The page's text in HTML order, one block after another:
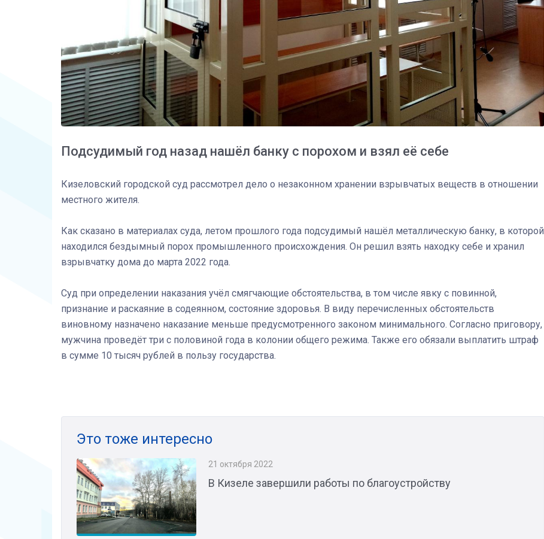
Подсудимый год назад нашёл банку с порохом и взял её себе
Кизеловский городской суд рассмотрел дело о незаконном хранении взрывчатых веществ в отношении
местного жителя.
Как сказано в материалах суда, летом прошлого года подсудимый нашёл металлическую банку, в которой
находился бездымный порох промышленного происхождения. Он решил взять находку себе и хранил
взрывчатку дома до марта 2022 года.
Суд при определении наказания учёл смягчающие обстоятельства, в том числе явку с повинной,
признание и раскаяние в содеянном, состояние здоровья. В виду перечисленных обстоятельств
виновному назначено наказание меньше предусмотренного законом минимального. Согласно приговору,
мужчина проведёт три с половиной года в колонии общего режима. Также его обязали выплатить штраф
в сумме 10 тысяч рублей в пользу государства.
Это тоже интересно
21 октября 2022
В Кизеле завершили работы по благоустройству
4 октября 2025